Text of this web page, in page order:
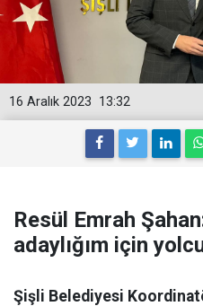
13:32
16 Aralık 2023
Resül Emrah
adaylığım için
Şişli Belediyesi